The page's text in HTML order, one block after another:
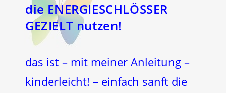
die ENERGIESCHLÖSSER
GEZIELT nutzen!
das ist – mit meiner Anleitung –
kinderleicht! – einfach sanft die